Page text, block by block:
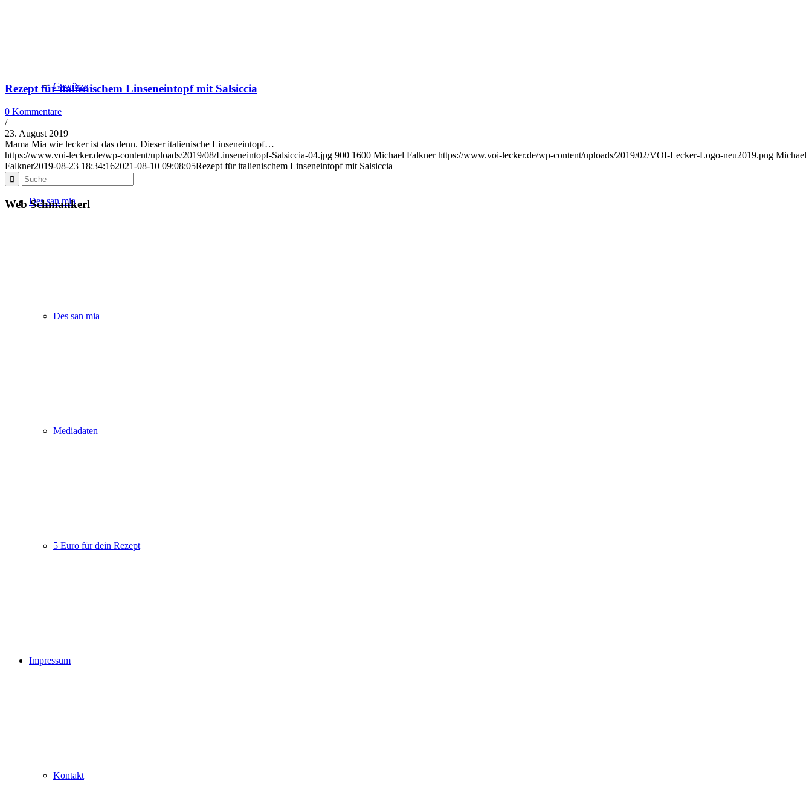
Gewürze
Des san mia
Des san mia
Mediadaten
5 Euro für dein Rezept
Impressum
Kontakt
Rezept für italienischem Linseneintopf mit Salsiccia
0 Kommentare
/
23. August 2019
Mama Mia wie lecker ist das denn. Dieser italienische Linseneintopf…
https://www.voi-lecker.de/wp-content/uploads/2019/08/Linseneintopf-Salsiccia-04.jpg 900 1600 Michael Falkner https://www.voi-lecker.de/wp-content/uploads/2019/02/VOI-Lecker-Logo-neu2019.png Michael
Falkner2019-08-23 18:34:162021-08-10 09:08:05Rezept für italienischem Linseneintopf mit Salsiccia
Web Schmankerl